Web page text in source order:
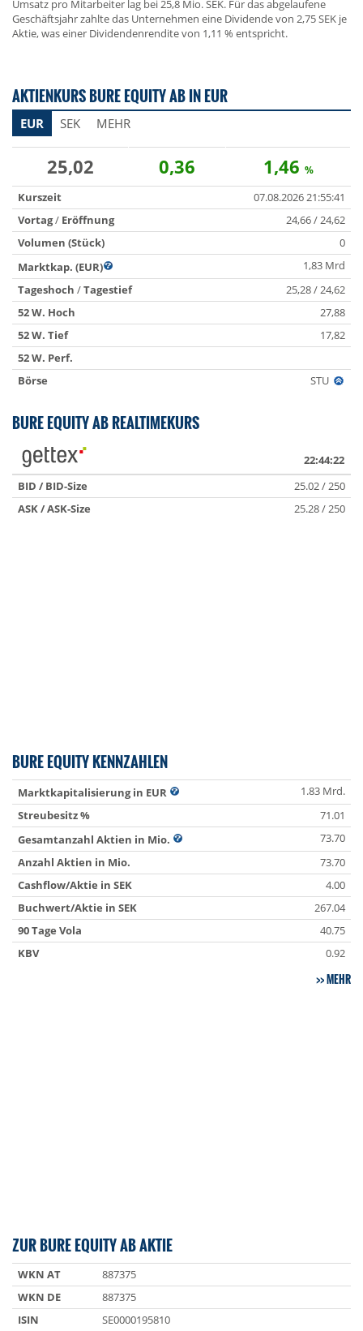
Umsatz pro Mitarbeiter lag bei 25,8 Mio. SEK. Für das abgelaufene
Geschäftsjahr zahlte das Unternehmen eine Dividende von 2,75 SEK je
Aktie, was einer Dividendenrendite von 1,11 % entspricht.
AKTIENKURS BURE EQUITY AB IN EUR
EUR SEK MEHR
25,02 0,36 1,46 %
Kurszeit
07.08.2026 21:55:41
Vortag/ Eröffnung
24,66 / 24,62
Volumen (Stück)
0
Marktkap. (EUR)
1,83 Mrd
Tageshoch /Tagestief
25,28 / 24,62
52 W. Hoch
27,88
52 W. Tief
17,82
52 W. Perf.
Börse
STU
BURE EQUITY AB REALTIMEKURS
22:44:22
BID / BID-Size
25.02 / 250
ASK / ASK-Size
25.28 / 250
BURE EQUITY KENNZAHLEN
Marktkapitalisierung in EUR
1.83 Mrd.
Streubesitz %
71.01
Gesamtanzahl Aktien in Mio.
73.70
Anzahl Aktien in Mio.
73.70
Cashflow/Aktie in SEK
4.00
Buchwert/Aktie in SEK
267.04
90 Tage Vola
40.75
KBV
0.92
MEHR
ZUR BURE EQUITY AB AKTIE
WKN AT
887375
WKN DE
887375
ISIN
SE0000195810